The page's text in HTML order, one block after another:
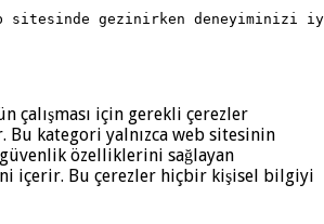
sitesinde gezinirken deneyiminizi
çalışması için gerekli çerezler
kategori yalnızca web sitesinin
özelliklerini sağlayan
içerir. Bu çerezler hiçbir kişisel bilgiyi